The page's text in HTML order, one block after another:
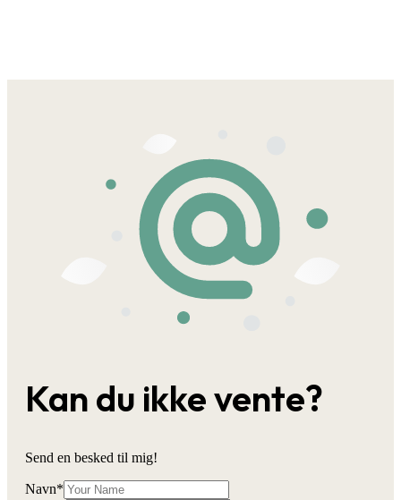
Kan du ikke vente?
Send en besked til mig!
Navn*